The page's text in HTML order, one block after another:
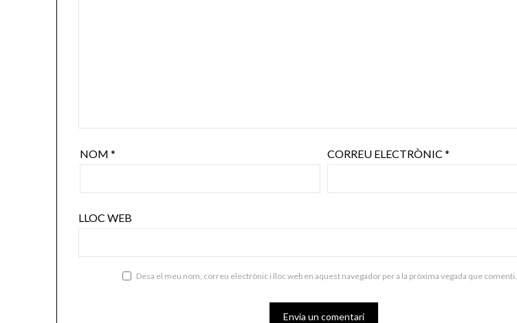
NOM* CORREU ELECTRÒNIC*
LLOC WEB
Desa el meu nom, correu electrònic i lloc web en aquest navegador per a la pròxima vegada que comenti.